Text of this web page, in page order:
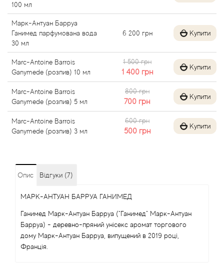
100 мл
Марк-Антуан Барруа
Ганимед парфумована вода
30 мл
6 200 грн Купити
Marc-Antoine Barrois
Ganymede (розпив) 10 мл
1 500 грн
1 400 грн
Купити
Marc-Antoine Barrois
Ganymede (розпив) 5 мл
800 грн
700 грн
Купити
Marc-Antoine Barrois
Ganymede (розпив) 3 мл
600 грн
500 грн
Купити
Опис Відгуки (7)
МАРК-АНТУАН БАРРУА ГАНИМЕД
Ганимед Марк-Антуан Барруа ("Ганимед" Марк-Антуан
Барруа) - деревно-пряний унісекс аромат торгового
дому Марк-Антуан Барруа, випущений в 2019 році,
Франція.
Amouroud
Andre L'Arom
Angel Schlesser
Anima Mundi
Anna Sui
Anne Fontaine
Annick Goutal
Antonia's Flowers
Antonio Banderas